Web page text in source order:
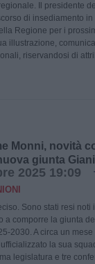
Il presidente
di insediamento
Regione per i
illustrazione,
riservandosi di
Monni, novità
giunta Giani
2025 19:09
Sono stati resi noti
a comporre la giunta
2030. A circa un
la sua
legislatura e tre